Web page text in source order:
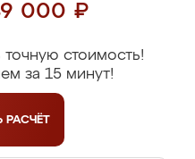
000 ₽
стоимость!
за 15 минут!
РАСЧЁТ